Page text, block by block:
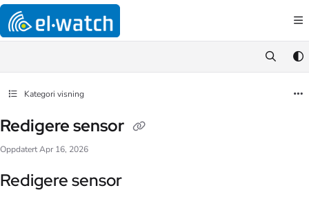
Documentation Index
Fetch the complete documentation index at:
Use this file to discover all available pages before exploring further.
Kategori visning
Redigere sensor
OppdatertApr 16, 2026
Redigere sensor